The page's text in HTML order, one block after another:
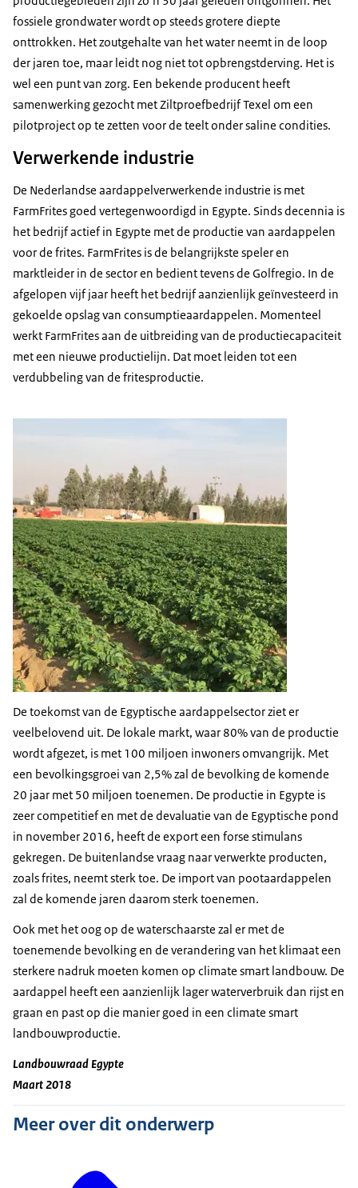
fossiele grondwater wordt op steeds grotere diepte
onttrokken. Het zoutgehalte van het water neemt in de loop
der jaren toe, maar leidt nog niet tot opbrengstderving. Het is
wel een punt van zorg. Een bekende producent heeft
samenwerking gezocht met Ziltproefbedrijf Texel om een
pilotproject op te zetten voor de teelt onder saline condities.
Verwerkende industrie
De Nederlandse aardappelverwerkende industrie is met
FarmFrites goed vertegenwoordigd in Egypte. Sinds decennia is
het bedrijf actief in Egypte met de productie van aardappelen
voor de frites. FarmFrites is de belangrijkste speler en
marktleider in de sector en bedient tevens de Golfregio. In de
afgelopen vijf jaar heeft het bedrijf aanzienlijk geïnvesteerd in
gekoelde opslag van consumptieaardappelen. Momenteel
werkt FarmFrites aan de uitbreiding van de productiecapaciteit
met een nieuwe productielijn. Dat moet leiden tot een
verdubbeling van de fritesproductie.
De toekomst van de Egyptische aardappelsector ziet er
veelbelovend uit. De lokale markt, waar 80% van de productie
wordt afgezet, is met 100 miljoen inwoners omvangrijk. Met
een bevolkingsgroei van 2,5% zal de bevolking de komende
20 jaar met 50 miljoen toenemen. De productie in Egypte is
zeer competitief en met de devaluatie van de Egyptische pond
in november 2016, heeft de export een forse stimulans
gekregen. De buitenlandse vraag naar verwerkte producten,
zoals frites, neemt sterk toe. De import van pootaardappelen
zal de komende jaren daarom sterk toenemen.
Ook met het oog op de waterschaarste zal er met de
toenemende bevolking en de verandering van het klimaat een
sterkere nadruk moeten komen op climate smart landbouw. De
aardappel heeft een aanzienlijk lager waterverbruik dan rijst en
graan en past op die manier goed in een climate smart
landbouwproductie.
Landbouwraad Egypte
Maart 2018
Meer over dit onderwerp